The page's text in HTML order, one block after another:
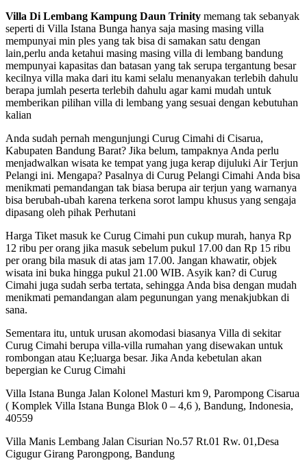
Villa Di Lembang Kampung Daun Trinity memang tak sebanyak
seperti di Villa Istana Bunga hanya saja masing masing villa
mempunyai min ples yang tak bisa di samakan satu dengan
lain,perlu anda ketahui masing masing villa di lembang bandung
mempunyai kapasitas dan batasan yang tak serupa tergantung besar
kecilnya villa maka dari itu kami selalu menanyakan terlebih dahulu
berapa jumlah peserta terlebih dahulu agar kami mudah untuk
memberikan pilihan villa di lembang yang sesuai dengan kebutuhan
kalian
Anda sudah pernah mengunjungi Curug Cimahi di Cisarua,
Kabupaten Bandung Barat? Jika belum, tampaknya Anda perlu
menjadwalkan wisata ke tempat yang juga kerap dijuluki Air Terjun
Pelangi ini. Mengapa? Pasalnya di Curug Pelangi Cimahi Anda bisa
menikmati pemandangan tak biasa berupa air terjun yang warnanya
bisa berubah-ubah karena terkena sorot lampu khusus yang sengaja
dipasang oleh pihak Perhutani
Harga Tiket masuk ke Curug Cimahi pun cukup murah, hanya Rp
12 ribu per orang jika masuk sebelum pukul 17.00 dan Rp 15 ribu
per orang bila masuk di atas jam 17.00. Jangan khawatir, objek
wisata ini buka hingga pukul 21.00 WIB. Asyik kan? di Curug
Cimahi juga sudah serba tertata, sehingga Anda bisa dengan mudah
menikmati pemandangan alam pegunungan yang menakjubkan di
sana.
Sementara itu, untuk urusan akomodasi biasanya Villa di sekitar
Curug Cimahi berupa villa-villa rumahan yang disewakan untuk
rombongan atau Ke;luarga besar. Jika Anda kebetulan akan
bepergian ke Curug Cimahi
Villa Istana Bunga Jalan Kolonel Masturi km 9, Parompong Cisarua
( Komplek Villa Istana Bunga Blok 0 – 4,6 ), Bandung, Indonesia,
40559
Villa Manis Lembang Jalan Cisurian No.57 Rt.01 Rw. 01,Desa
Cigugur Girang Parongpong, Bandung